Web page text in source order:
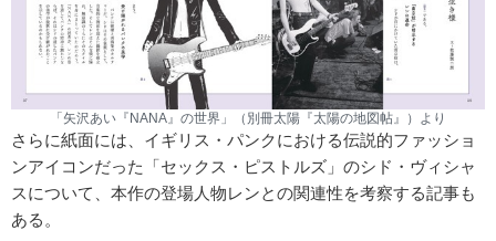
「矢沢あい『NANA』の世界」（別冊太陽『太陽の地図帖』）より
さらに紙面には、イギリス・パンクにおける伝説的ファッショ
ンアイコンだった「セックス・ピストルズ」のシド・ヴィシャ
スについて、本作の登場人物レンとの関連性を考察する記事も
ある。